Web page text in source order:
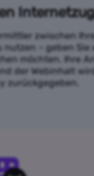
zwischen
– geben Sie
möchten. Ihre
der Webinhalt
zurückgegeben.